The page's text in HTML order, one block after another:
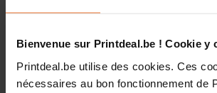
Bienvenue sur Printdeal.be ! Cookie y
Printdeal.be utilise des cookies. Ces
nécessaires au bon fonctionnement de